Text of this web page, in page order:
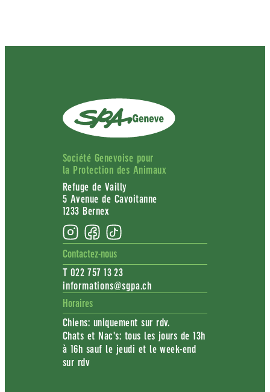
Société Genevoise pour
la Protection des Animaux
Refuge de Vailly
5 Avenue de Cavoitanne
1233 Bernex
Contactez-nous
T 022 757 13 23
informations@sgpa.ch
Horaires
Chiens: uniquement sur rdv.
Chats et Nac's: tous les jours de 13h
à 16h sauf le jeudi et le week-end
sur rdv